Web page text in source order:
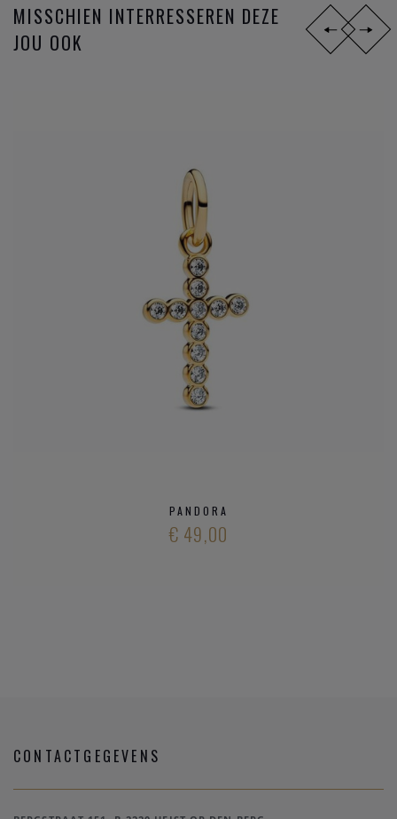
MISSCHIEN INTERRESSEREN DEZE
JOU OOK
PANDORA
€ 49,00
CONTACTGEGEVENS